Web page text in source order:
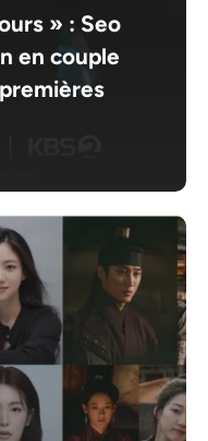
» : Seo
en couple